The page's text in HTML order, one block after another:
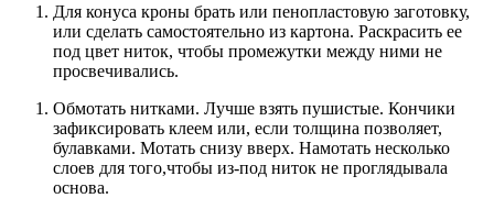
Для конуса кроны брать или пенопластовую заготовку,
или сделать самостоятельно из картона. Раскрасить ее
под цвет ниток, чтобы промежутки между ними не
просвечивались.
Обмотать нитками. Лучше взять пушистые. Кончики
зафиксировать клеем или, если толщина позволяет,
булавками. Мотать снизу вверх. Намотать несколько
слоев для того,чтобы из-под ниток не проглядывала
основа.